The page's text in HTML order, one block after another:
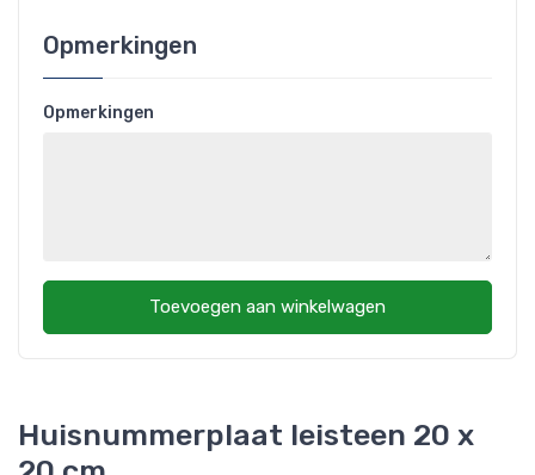
Huisnummerplaat leisteen 20 x
Opmerkingen
Opmerkingen
Toevoegen aan winkelwagen